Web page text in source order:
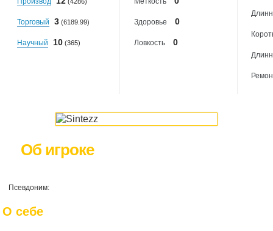
Торговый 3 (6189.99)
Научный 10 (365)
Здоровье 0
Ловкость 0
Об игроке
Псевдоним:
О себе